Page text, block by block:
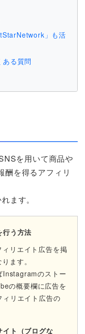
」も活
る質問
を用いて商品や
酬を得るアフィリ
ます。
行う方法
リエイト広告を掲
ます。
Instagramのストー
の概要欄に広告を
リエイト広告の
ト（ブログな